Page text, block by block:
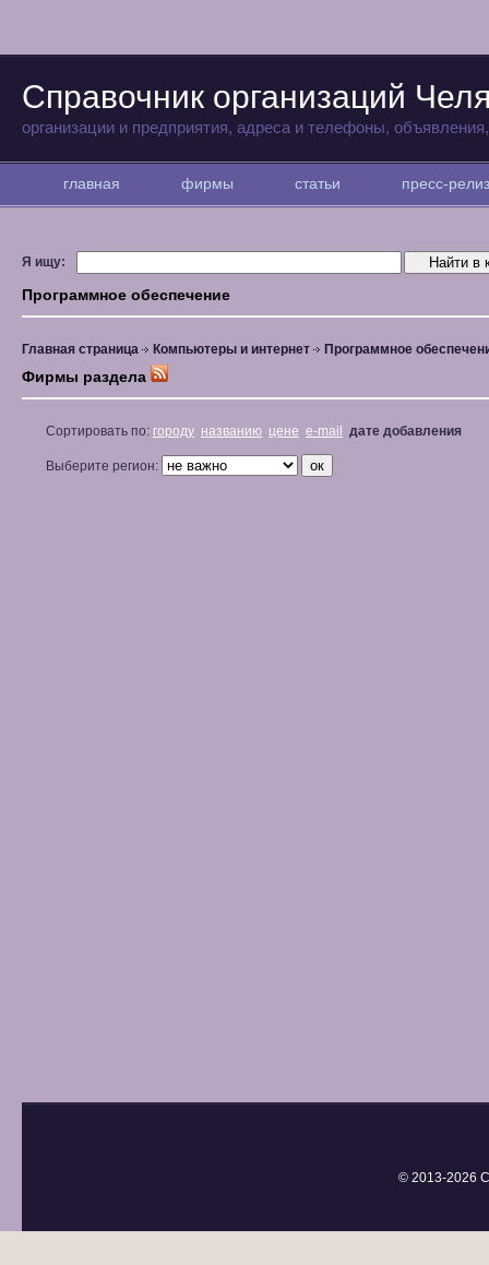
Справочник организаций
организации и предприятия, адреса и телефоны,
главная фирмы статьи пресс-
Я ищу:
Программное обеспечение
Главная страница Компьютеры и интернет Программное
Фирмы раздела
Сортировать по: городу названию цене e-mail дате добавления
Выберите регион:
© 2013-2026